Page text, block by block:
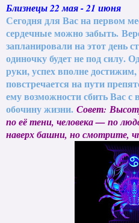
Близнецы 22 мая - 21 июня
Сегодня для Вас на первом
сердечные можно забыть.
запланировали на этот день
одиночку будет не под силу.
руки, успех вполне достижим,
повстречается на пути
ему возможности сбить Вас
обочину жизни. Совет:
по её тени, человека — по
наверх башни, но смотрите,